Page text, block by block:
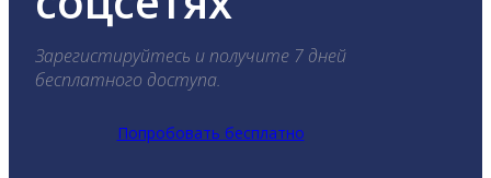
Зарегистируйтесь и получите 7 дней
бесплатного доступа.
Попробовать бесплатно